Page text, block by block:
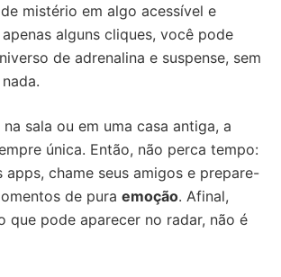
mistério em algo acessível e
alguns cliques, você pode
de adrenalina e suspense, sem
sala ou em uma casa antiga, a
única. Então, não perca tempo:
apps, chame seus amigos e prepare-
de pura emoção. Afinal,
que pode aparecer no radar, não é